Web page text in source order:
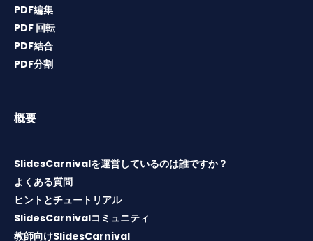
PDF編集
PDF 回転
PDF結合
PDF分割
概要
SlidesCarnivalを運営しているのは誰ですか？
よくある質問
ヒントとチュートリアル
SlidesCarnivalコミュニティ
教師向けSlidesCarnival